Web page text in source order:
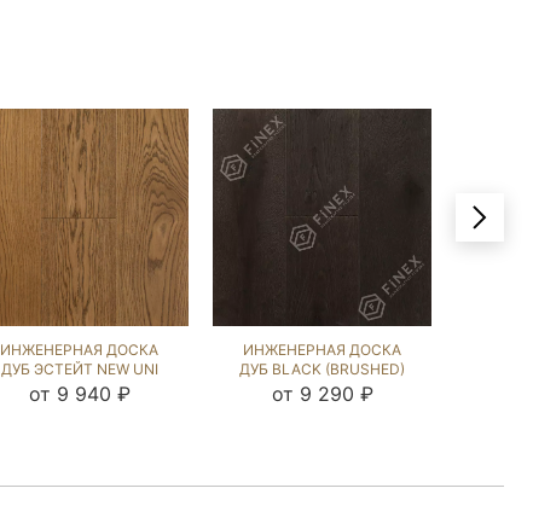
ИНЖЕНЕРНАЯ ДОСКА
ДУБ ЭСТЕЙТ NEW UNI
(SANDED) 140354
от 9 940 ₽
ИНЖЕНЕРНАЯ ДОСКА
ДУБ BLACK (BRUSHED)
867155
от 9 290 ₽